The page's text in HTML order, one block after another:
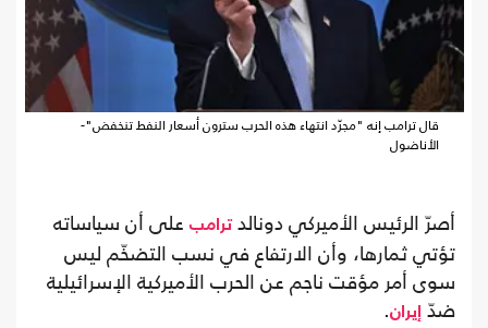
قال ترامب إنه "مجرّد انتهاء هذه الحرب سترون أسعار النفط تنخفض"-
الأناضول
أصرّ الرئيس الأميركي دونالدترامب على أن سياساته
تؤتي ثمارها، وأن الارتفاع في نسب التضخّم ليس
سوى أمر مؤقت ناجم عن الحرب الأميركية الإسرائيلية
ضدّ إيران.